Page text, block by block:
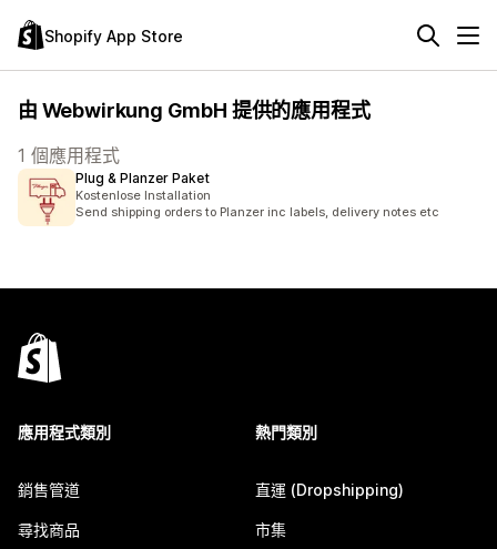
Shopify App Store
由 Webwirkung GmbH 提供的應用程式
1 個應用程式
Plug & Planzer Paket
Kostenlose Installation
Send shipping orders to Planzer inc labels, delivery notes etc
應用程式類別
銷售管道
尋找商品
熱門類別
直運 (Dropshipping)
市集